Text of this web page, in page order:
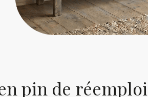
pin de réemploi